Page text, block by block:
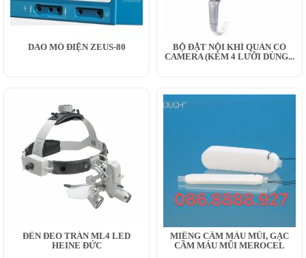
DAO MỔ ĐIỆN ZEUS-80
BỘ ĐẶT NỘI KHÍ QUẢN CÓ
CAMERA (KÈM 4 LƯỠI DÙNG...
ĐÈN ĐEO TRÁN ML4 LED
HEINE ĐỨC
MIẾNG CẦM MÁU MŨI, GẠC
CẦM MÁU MŨI MEROCEL